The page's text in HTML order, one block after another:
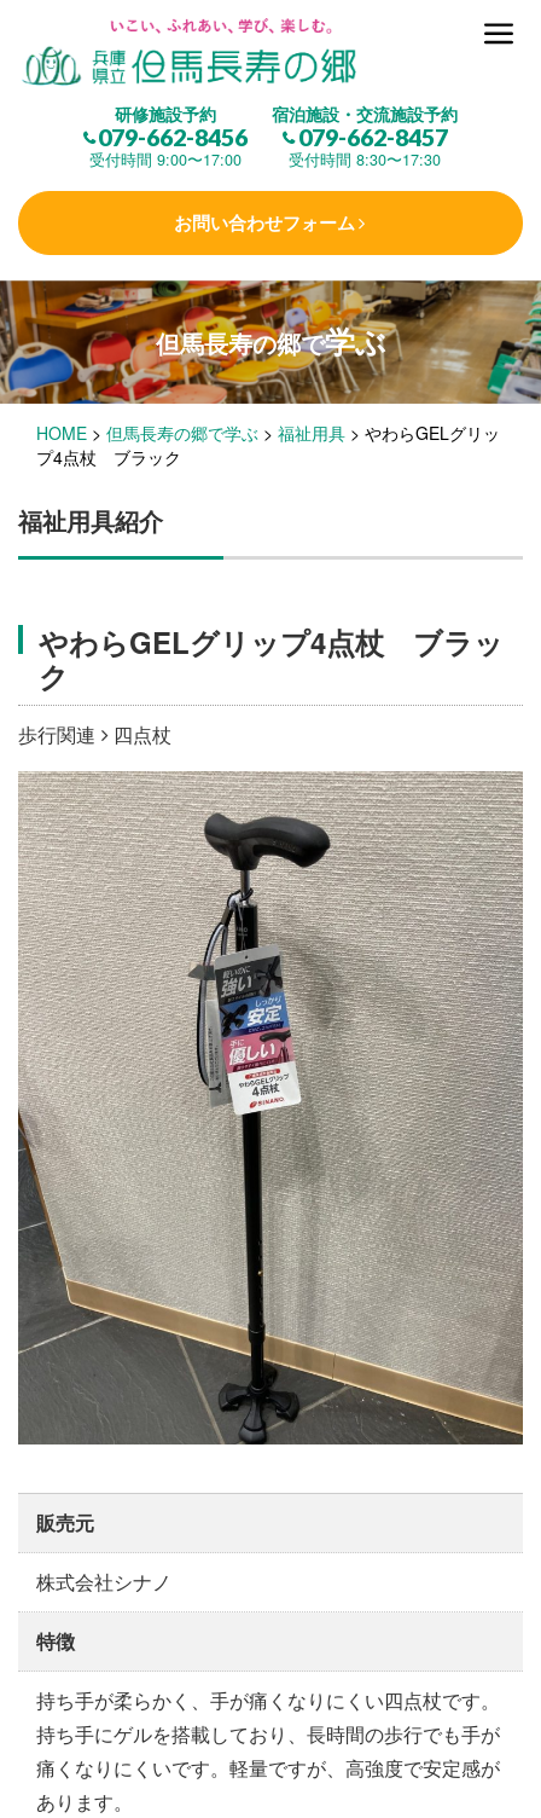
研修施設予約
079-662-8456
受付時間 9:00〜17:00
宿泊施設・交流施設予約
079-662-8457
受付時間 8:30〜17:30
お問い合わせフォーム
但馬長寿の郷とは
(研修施設)
楽しむ
学 ぶ(健康福祉)
泊まる(宿泊)
施設・料金
アクセス
但馬長寿の郷で学ぶ
HOME > 但馬長寿の郷で学ぶ > 福祉用具 > やわらGELグリッ
プ4点杖 ブラック
福祉用具紹介
やわらGELグリップ4点杖 ブラッ
ク
歩行関連 四点杖
販売元
株式会社シナノ
特徴
持ち手が柔らかく、手が痛くなりにくい四点杖です。
持ち手にゲルを搭載しており、長時間の歩行でも手が
痛くなりにくいです。軽量ですが、高強度で安定感が
あります。